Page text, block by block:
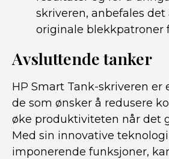
skriveren, anbefales det
originale blekkpatroner
Avsluttende tanker
HP Smart Tank-skriveren er
de som ønsker å redusere
øke produktiviteten når det
Med sin innovative
imponerende funksjoner,